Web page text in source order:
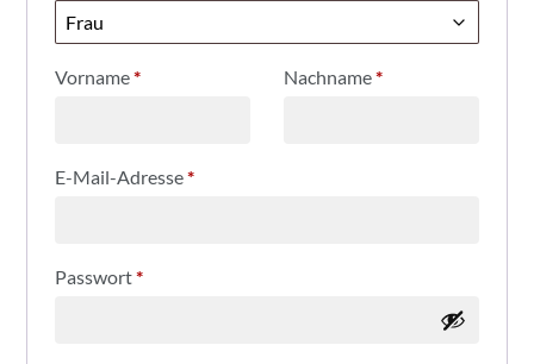
Vorname* Nachname*
E-Mail-Adresse*
Passwort*